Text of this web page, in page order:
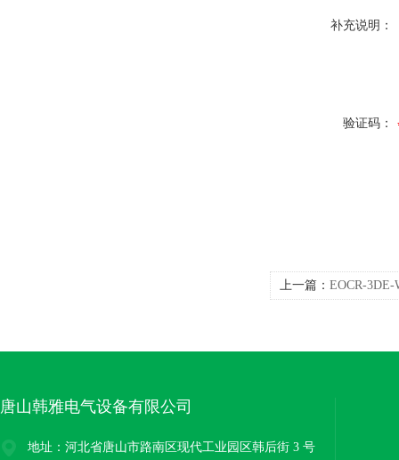
补充说明：
验证码：
上一篇： EOCR-
唐山韩雅电气设备有限公司
地址：河北省唐山市路南区现代工业园区韩后街 3 号